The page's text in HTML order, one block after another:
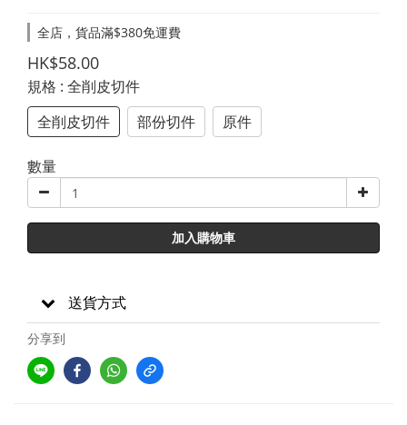
全店，貨品滿$380免運費
HK$58.00
規格 : 全削皮切件
全削皮切件
部份切件 原件
數量
加入購物車
送貨方式
分享到